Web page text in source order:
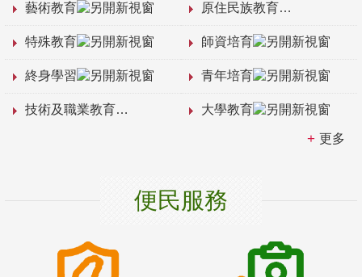
藝術教育 原住民族教育
特殊教育 師資培育
終身學習 青年培育
技術及職業教育 大學教育
更多
便民服務